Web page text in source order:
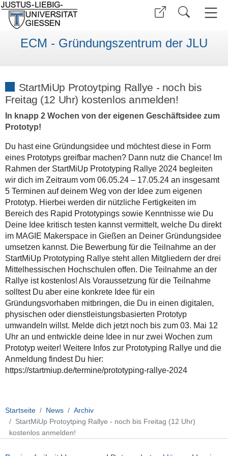
ECM - Gründungszentrum der JLU
StartMiUp Protoytping Rallye - noch bis
Freitag (12 Uhr) kostenlos anmelden!
In knapp 2 Wochen von der eigenen Geschäftsidee zum
Prototyp!
Du hast eine Gründungsidee und möchtest diese in Form
eines Prototyps greifbar machen? Dann nutz die Chance! Im
Rahmen der StartMiUp Prototyping Rallye 2024 begleiten
wir dich im Zeitraum vom 06.05.24 – 17.05.24 an insgesamt
5 Terminen auf deinem Weg von der Idee zum eigenen
Prototyp. Hierbei werden dir nützliche Fertigkeiten im
Bereich des Rapid Prototypings sowie Kenntnisse wie Du
Deine Idee kritisch testen kannst vermittelt, welche Du direkt
im MAGIE Makerspace in Gießen an Deiner Gründungsidee
umsetzen kannst. Die Bewerbung für die Teilnahme an der
StartMiUp Prototyping Rallye steht allen Mitgliedern der drei
Mittelhessischen Hochschulen offen. Die Teilnahme an der
Rallye ist kostenlos! Als Voraussetzung für die Teilnahme
solltest Du aber eine konkrete Idee für ein
Gründungsvorhaben mitbringen, die Du in einen digitalen,
physischen oder dienstleistungsbasierten Prototyp
umwandeln willst. Melde dich jetzt noch bis zum 03. Mai 12
Uhr an und entwickle deine Idee in nur zwei Wochen zum
Prototyp weiter! Weitere Infos zur Prototyping Rallye und die
Anmeldung findest Du hier:
https://startmiup.de/termine/prototyping-rallye-2024
Startseite News
Archiv
StartMiUp Protoytping Rallye - noch bis Freitag (12 Uhr)
kostenlos anmelden!